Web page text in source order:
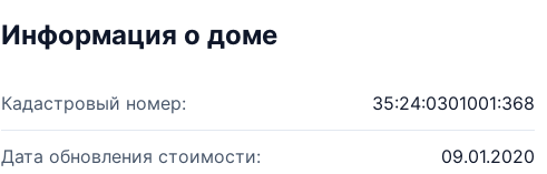
Информация о доме
Кадастровый номер: 35:24:0301001:368
Дата обновления стоимости: 09.01.2020